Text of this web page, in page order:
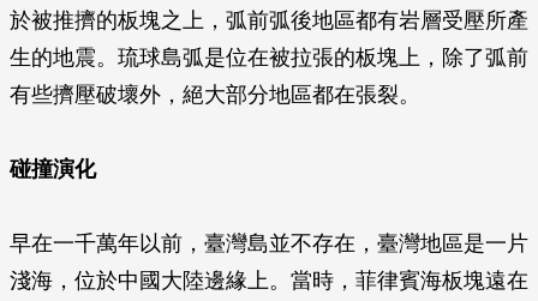
於被推擠的板塊之上，弧前弧後地區都有岩層受壓所產
生的地震。琉球島弧是位在被拉張的板塊上，除了弧前
有些擠壓破壞外，絕大部分地區都在張裂。
碰撞演化
早在一千萬年以前，臺灣島並不存在，臺灣地區是一片
淺海，位於中國大陸邊緣上。當時，菲律賓海板塊遠在